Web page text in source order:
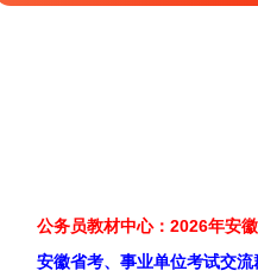
更多精
公务员教材中心：2026年安
安徽省考、事业单位考试交